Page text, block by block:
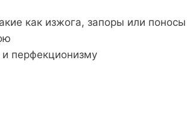
как изжога, запоры или поносы
и перфекционизму